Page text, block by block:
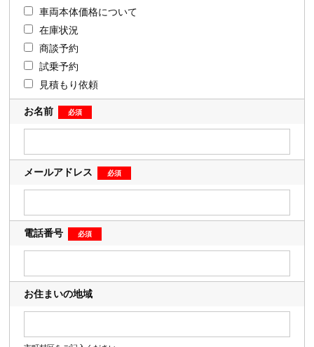
車両本体価格について
在庫状況
商談予約
試乗予約
見積もり依頼
お名前
メールアドレス
電話番号
お住まいの地域